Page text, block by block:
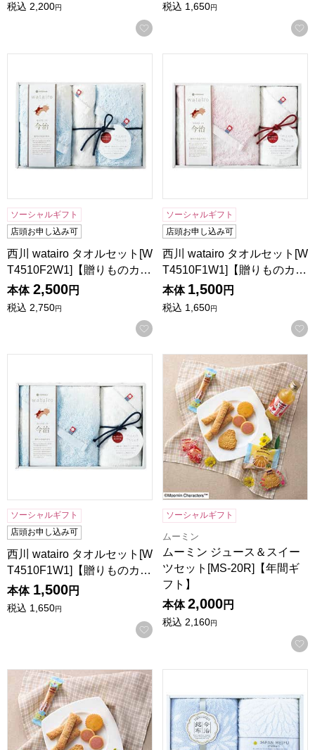
税込 2,200円
お気に入りに登録する
税込 1,650円
ソーシャルギフト
店頭お申し込み可
西川 watairo タオルセット[W
T4510F2W1]【贈りものカ…
本体 2,500円
税込 2,750円
お気に入りに登録する
ソーシャルギフト
店頭お申し込み可
西川 watairo タオルセット[W
T4510F1W1]【贈りものカ…
本体 1,500円
税込 1,650円
西川 watairo タオルセット[WT4510F1W1]【贈りものカタロ
ソーシャルギフト
店頭お申し込み可
西川 watairo タオルセット[W
T4510F1W1]【贈りものカ…
本体 1,500円
税込 1,650円
お気に入りに登録する
ムーミン ジュース＆スイー
ソーシャルギフト
ムーミン
ムーミン ジュース＆スイー
ツセット[MS-20R]【年間ギ
フト】
本体 2,000円
税込 2,160円
ムーミン スイーツセット[MS-10N]【年間ギフト】